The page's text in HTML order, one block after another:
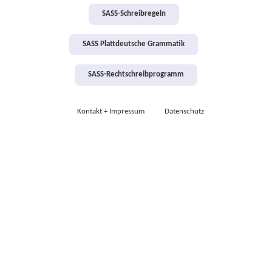
SASS-Schreibregeln
SASS Plattdeutsche Grammatik
SASS-Rechtschreibprogramm
Kontakt + Impressum Datenschutz